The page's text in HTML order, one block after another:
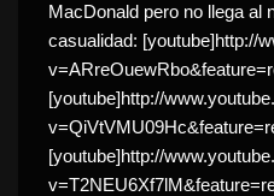
MacDonald pero no llega al
casualidad: [youtube]http://
[youtube]http://
[youtube]http://